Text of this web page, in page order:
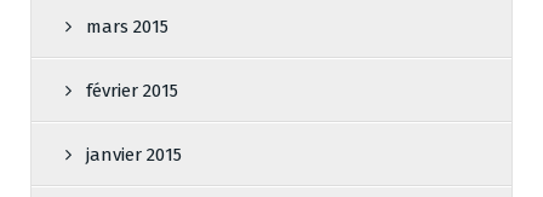
mars 2015
février 2015
janvier 2015